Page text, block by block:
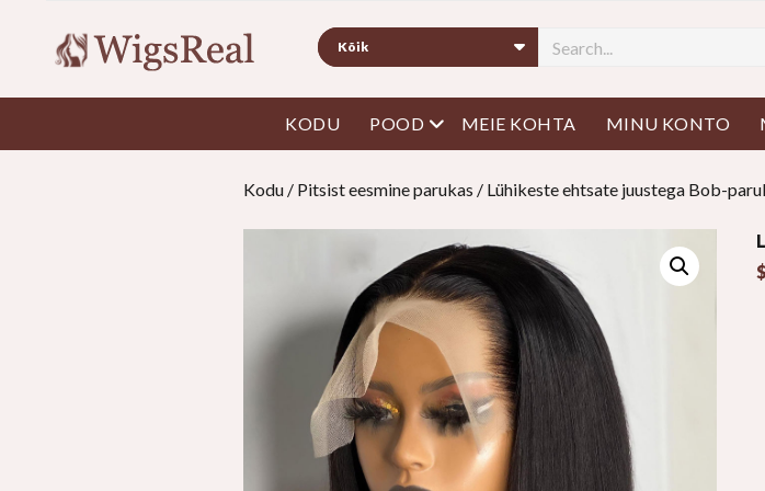
Otsi
KODU POOD avatud menüü
MEIE KOHTA MINU KONTO
Kodu / Pitsist eesmine parukas / Lühikeste ehtsate juustega Bob-
$